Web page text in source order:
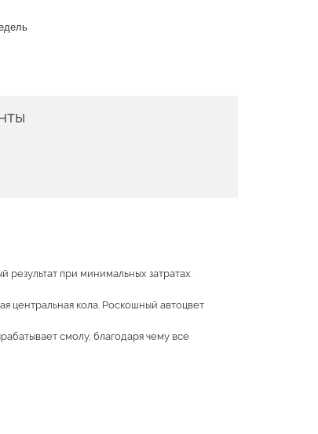
результат при минимальных затратах.
центральная кола. Роскошный автоцвет
смолу, благодаря чему все